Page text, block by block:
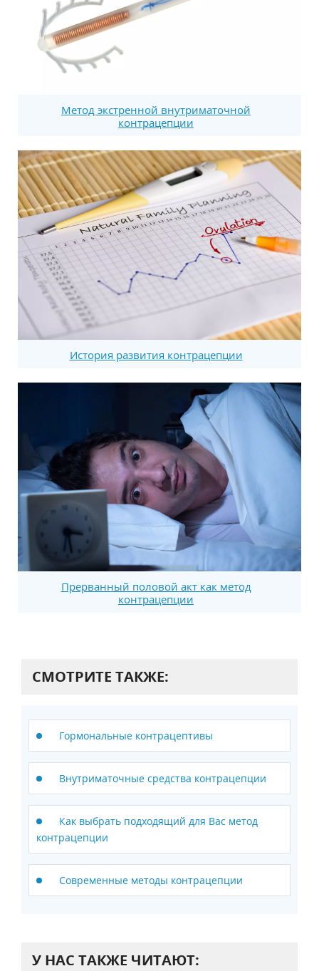
Метод экстренной внутриматочной
контрацепции
История развития контрацепции
Прерванный половой акт как метод
контрацепции
СМОТРИТЕ ТАКЖЕ:
Гормональные контрацептивы
Внутриматочные средства контрацепции
Как выбрать подходящий для Вас метод
контрацепции
Современные методы контрацепции
У НАС ТАКЖЕ ЧИТАЮТ: